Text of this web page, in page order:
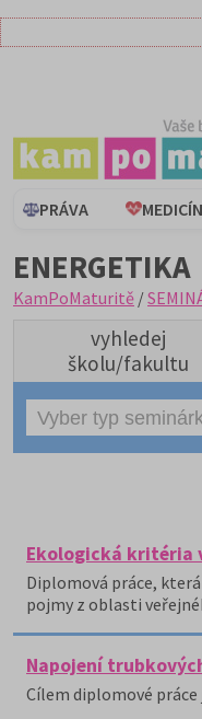
PRÁVA
ENERGETIKA
KamPoMaturitě /
vyhledej
školu/fakultu
Ekologická kritéria
Diplomová práce,
pojmy z oblasti
Napojení
Cílem diplomové